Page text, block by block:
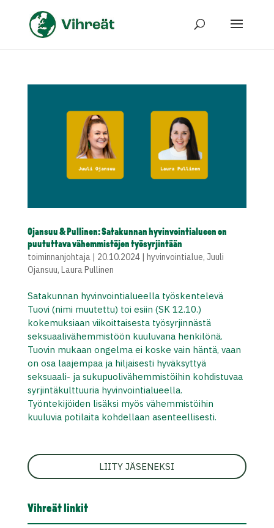
Ojansuu & Pullinen: Satakunnan hyvinvointialueen on
puututtava vähemmistöjen työsyrjintään
toiminnanjohtaja | 20.10.2024| hyvinvointialue, Juuli
Ojansuu, Laura Pullinen
Satakunnan hyvinvointialueella työskentelevä
Tuovi (nimi muutettu) toi esiin (SK 12.10.)
kokemuksiaan viikoittaisesta työsyrjinnästä
seksuaalivähemmistöön kuuluvana henkilönä.
Tuovin mukaan ongelma ei koske vain häntä, vaan
on osa laajempaa ja hiljaisesti hyväksyttyä
seksuaali- ja sukupuolivähemmistöihin kohdistuvaa
syrjintäkulttuuria hyvinvointialueella.
Työntekijöiden lisäksi myös vähemmistöihin
kuuluvia potilaita kohdellaan asenteellisesti.
LIITY JÄSENEKSI
Vihreät linkit